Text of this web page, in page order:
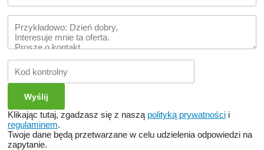
Klikając tutaj, zgadzasz się z naszą polityką prywatności i
regulaminem.
Twoje dane będą przetwarzane w celu udzielenia odpowiedzi na
zapytanie.